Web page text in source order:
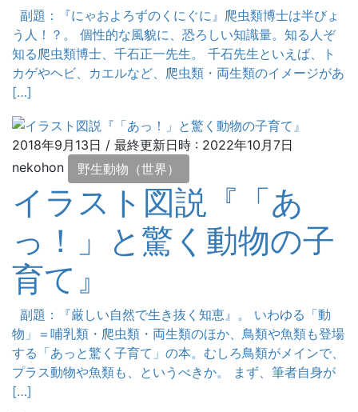
副題：『にゃおよろずのくにぐに』爬虫類博士は半びょ
う人！？。 個性的な風貌に、恐ろしい知識量。知る人ぞ
知る爬虫類博士、千石正一先生。 千石先生といえば、ト
カゲやヘビ、カエルなど、爬虫類・両生類のイメージがあ
[…]
2018年9月13日 / 最終更新日時 : 2022年10月7日
nekohon
野生動物（世界）
イラスト図説『「あ
っ！」と驚く動物の子
育て』
副題：『厳しい自然で生き抜く知恵』。 いわゆる「動
物」＝哺乳類・爬虫類・両生類のほか、鳥類や魚類も登場
する「あっと驚く子育て」の本。むしろ鳥類がメインで、
プラス動物や魚類も、というべきか。 まず、筆者自身が
[…]